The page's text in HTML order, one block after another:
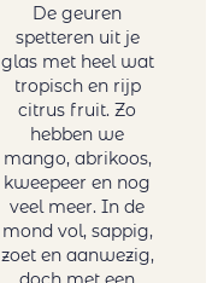
De geuren
spetteren uit je
glas met heel wat
tropisch en rijp
citrus fruit. Zo
hebben we
mango, abrikoos,
kweepeer en nog
veel meer. In de
mond vol, sappig,
zoet en aanwezig,